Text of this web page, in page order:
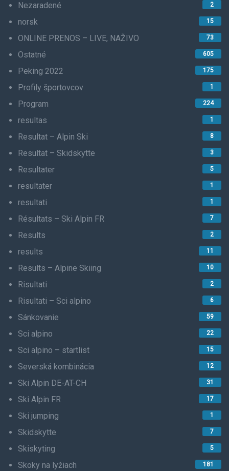
Nezaradené 2
norsk 15
ONLINE PRENOS – LIVE, NAŽIVO 73
Ostatné 605
Peking 2022 175
Profily športovcov 1
Program 224
resultas 1
Resultat – Alpin Ski 8
Resultat – Skidskytte 3
Resultater 5
resultater 1
resultati 1
Résultats – Ski Alpin FR 7
Results 2
results 11
Results – Alpine Skiing 10
Risultati 2
Risultati – Sci alpino 6
Sánkovanie 59
Sci alpino 22
Sci alpino – startlist 15
Severská kombinácia 12
Ski Alpin DE-AT-CH 31
Ski Alpin FR 17
Ski jumping 1
Skidskytte 7
Skiskyting 5
Skoky na lyžiach 181